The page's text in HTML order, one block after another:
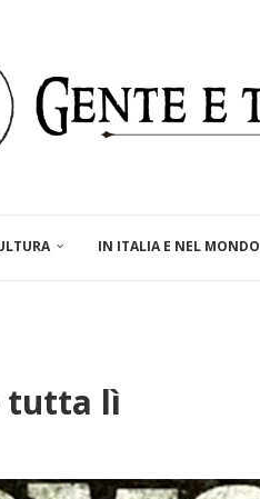
IN ITALIA E NEL MONDO
tutta lì